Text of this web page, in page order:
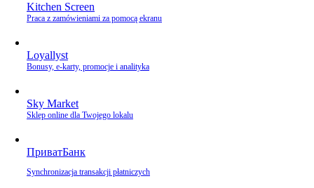
Kitchen Screen
Praca z zamówieniami za pomocą ekranu
Loyallyst
Bonusy, e‑karty, promocje i analityka
Sky Market
Sklep online dla Twojego lokalu
ПриватБанк
Synchronizacja transakcji płatniczych